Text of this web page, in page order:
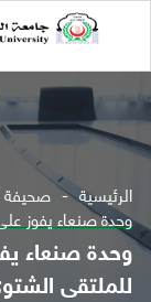
الرئيسية صحيفة
وحدة صنعاء يفوز
وحدة صنعاء
للملتقى